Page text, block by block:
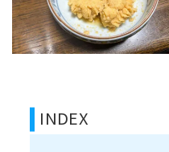
INDEX